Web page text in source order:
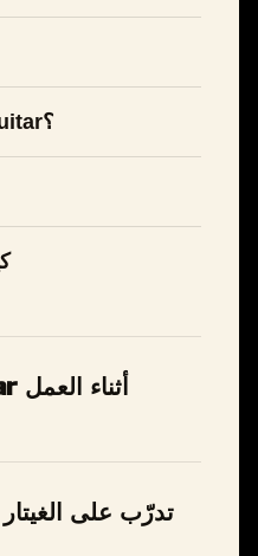
هل يساعد Timbro Guitar؟
شاهد Timbro Guitar أثناء العمل
تدرّب على